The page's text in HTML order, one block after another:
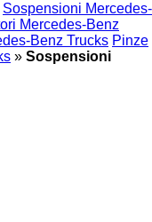
Sospensioni Mercedes-
Mercedes-Benz
Benz Trucks Pinze
» Sospensioni